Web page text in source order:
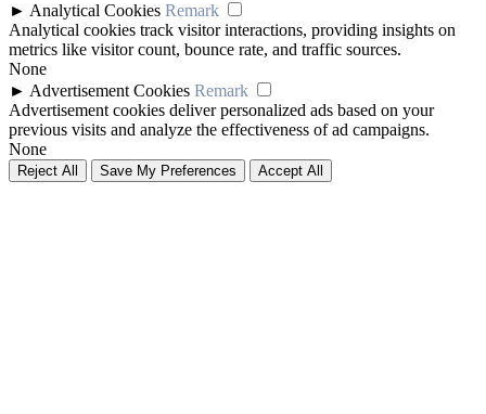
► Analytical Cookies Remark
Analytical cookies track visitor interactions, providing insights on
metrics like visitor count, bounce rate, and traffic sources.
None
► Advertisement Cookies Remark
Advertisement cookies deliver personalized ads based on your
previous visits and analyze the effectiveness of ad campaigns.
None
Reject All Save My Preferences Accept All